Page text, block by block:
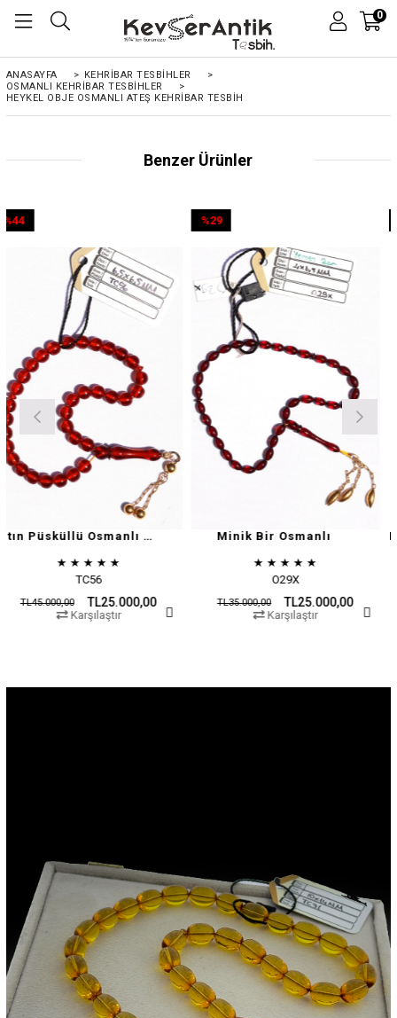
0
ANASAYFA > KEHRIBAR TESBIHLER
>
OSMANLI KEHRİBAR TESBİHLER
>
HEYKEL OBJE OSMANLI ATEŞ KEHRIBAR TESBIH
Benzer Ürünler
Altın Püsküllü Osmanlı Zar
TL25.000,00
Karşılaştır
Minik Bir Osmanlı
TL25.000,00
TL35.000,00
%29İndirim
Karşılaştır
%44İndirim